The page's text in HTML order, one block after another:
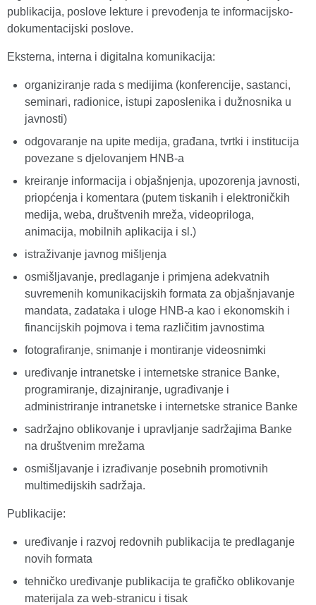
publikacija, poslove lekture i prevođenja te informacijsko-
dokumentacijski poslove.
Eksterna, interna i digitalna komunikacija:
organiziranje rada s medijima (konferencije, sastanci,
seminari, radionice, istupi zaposlenika i dužnosnika u
javnosti)
odgovaranje na upite medija, građana, tvrtki i institucija
povezane s djelovanjem HNB-a
kreiranje informacija i objašnjenja, upozorenja javnosti,
priopćenja i komentara (putem tiskanih i elektroničkih
medija, weba, društvenih mreža, videopriloga,
animacija, mobilnih aplikacija i sl.)
istraživanje javnog mišljenja
osmišljavanje, predlaganje i primjena adekvatnih
suvremenih komunikacijskih formata za objašnjavanje
mandata, zadataka i uloge HNB-a kao i ekonomskih i
financijskih pojmova i tema različitim javnostima
fotografiranje, snimanje i montiranje videosnimki
uređivanje intranetske i internetske stranice Banke,
programiranje, dizajniranje, ugrađivanje i
administriranje intranetske i internetske stranice Banke
sadržajno oblikovanje i upravljanje sadržajima Banke
na društvenim mrežama
osmišljavanje i izrađivanje posebnih promotivnih
multimedijskih sadržaja.
Publikacije:
uređivanje i razvoj redovnih publikacija te predlaganje
novih formata
tehničko uređivanje publikacija te grafičko oblikovanje
materijala za web-stranicu i tisak